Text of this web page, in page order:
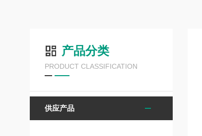
产品分类
PRODUCT CLASSIFICATION
供应产品